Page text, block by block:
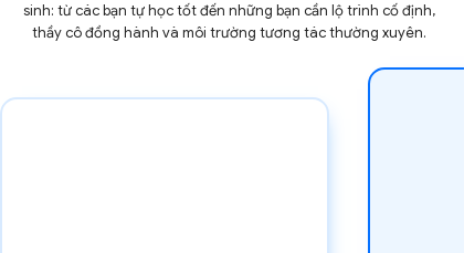
sinh: từ các bạn tự học tốt đến những bạn cần lộ trình cố định,
thầy cô đồng hành và môi trường tương tác thường xuyên.